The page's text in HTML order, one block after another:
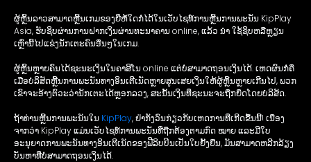
ຜູ້ຫຼິ້ນລາວສາມາດຫຼີ້ນເກມຂອງຍີ່ຫໍ້ໃດກໍ່ໄດ້ໃນເວັບໄຊທ໌ການຫຼີ້ນການພະນັນ KipPlay
Asia, ຮັບຊິບຜ່ານການຝາກເງິນຜ່ານທະນາຄານ online, ແລ້ວ ນຳ ໃຊ້ຊິບຫລືຫຼຽນ
ເຫຼົ່ານີ້ໄປແຂ່ງນັກເຕະຄົນອື່ນໆໃນເກມ.
ຜູ້ຫຼິ້ນຫຼາຍຄົນໄດ້ຊະນະເງິນໃນຄາສິໂນ online ແຕ່ບໍ່ສາມາດຖອນເງິນໄດ້. ເຫດຜົນກໍ່ຄື
ເມື່ອບໍລິສັດຫຼີ້ນການພະນັນທາງອິນເຕີເນັດຫຼາຍສູນເສຍເງິນໃຫ້ຜູ້ຫຼິ້ນຫຼາຍເກີນໄປ, ພວກ
ເຂົາຈະອ້າງຕົວະວ່ານັກເຕະໄດ້ຫຼອກລວງ, ສະນັ້ນເງິນທີ່ຊະນະຈະຖືກຍຶດໂດຍບໍລິສັດ.
ຖ້າທ່ານຫຼີ້ນການພະນັນໃນ KipPlay, ຢ່າກັງວົນກ່ຽວກັບເຫດການທີ່ເກີດຂື້ນນີ້! ເນື່ອງ
ຈາກວ່າ KipPlay ແມ່ນເວັບໄຊທ໌ການພະນັນທີ່ຖືກຕ້ອງຕາມກົດ ໝາຍ ແລະມີໃບ
ອະນຸຍາດການພະນັນທາງອິນເຕີເນັດຂອງຟີລິບປິນເປັນໃບຢັ້ງຢືນ, ມັນສາມາດຫລີກລ້ຽງ
ບັນຫາທີ່ບໍ່ສາມາດຖອນເງິນໄດ້.